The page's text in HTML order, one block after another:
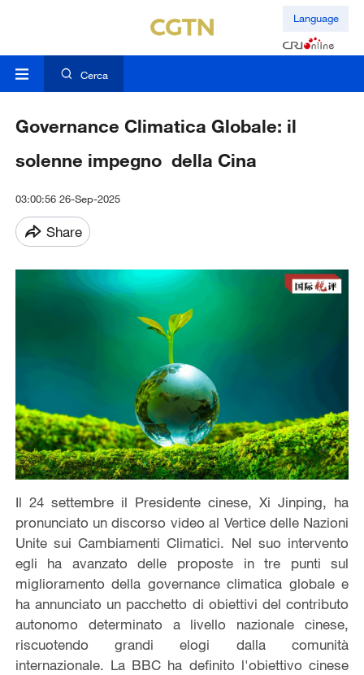
Language
Cerca
Governance Climatica Globale: il
solenne impegno della Cina
03:00:56 26-Sep-2025
Share
Il 24 settembre il Presidente cinese, Xi Jinping, ha
pronunciato un discorso video al Vertice delle Nazioni
Unite sui Cambiamenti Climatici. Nel suo intervento
egli ha avanzato delle proposte in tre punti sul
miglioramento della governance climatica globale e
ha annunciato un pacchetto di obiettivi del contributo
autonomo determinato a livello nazionale cinese,
riscuotendo grandi elogi dalla comunità
internazionale. La BBC ha definito l'obiettivo cinese